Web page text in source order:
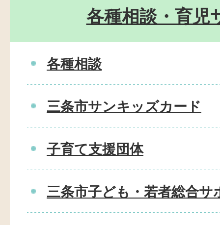
各種相談・育児
各種相談
三条市サンキッズカード
子育て支援団体
三条市子ども・若者総合サ